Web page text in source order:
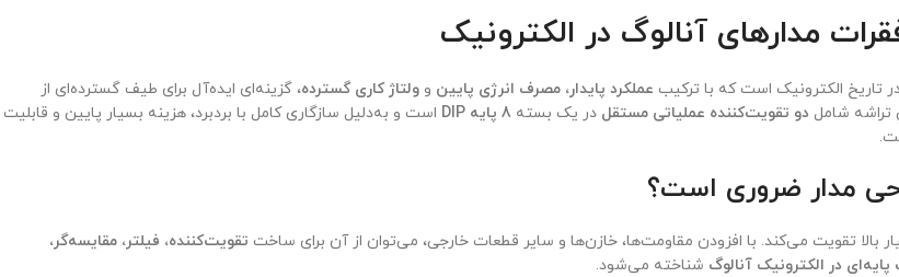
تاریخ الکترونیک است که با ترکیب عملکرد پایدار، مصرف انرژی پایین و ولتاژ کاری گسترده، گزینه‌ای ایده‌آل برای طیف گسترده‌ای از
شامل دو تقویت‌کننده عملیاتی مستقل در یک بسته 8 پایه DIP
است و به‌دلیل سازگاری کامل با بردبرد، هزینه بسیار پایین و قابلیت
مدار ضروری است؟
بالا تقویت می‌کند. با افزودن مقاومت‌ها، خازن‌ها و سایر قطعات خارجی، می‌توان از آن برای ساخت تقویت‌کننده، فیلتر، مقایسه‌گر،
در الکترونیک آنالوگ شناخته می‌شود.